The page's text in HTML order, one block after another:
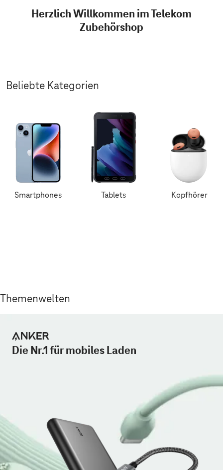
Herzlich Willkommen im Telekom
Zubehörshop
Beliebte Kategorien
Smartphones Tablets Kopfhörer
Themenwelten
Die Nr.1 für mobiles Laden